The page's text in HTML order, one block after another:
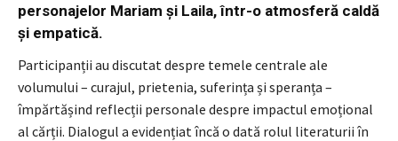
personajelor Mariam și Laila, într-o atmosferă caldă
și empatică.
Participanții au discutat despre temele centrale ale
volumului – curajul, prietenia, suferința și speranța –
împărtășind reflecții personale despre impactul emoțional
al cărții. Dialogul a evidențiat încă o dată rolul literaturii în